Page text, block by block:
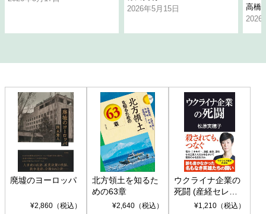
2026年5月15日
高橋
2026
廃墟のヨーロッパ
¥2,860（税込）
北方領土を知るた
めの63章
¥2,640（税込）
ウクライナ企業の
死闘 (産経セレク
ト S 039)¥1,210（税込）